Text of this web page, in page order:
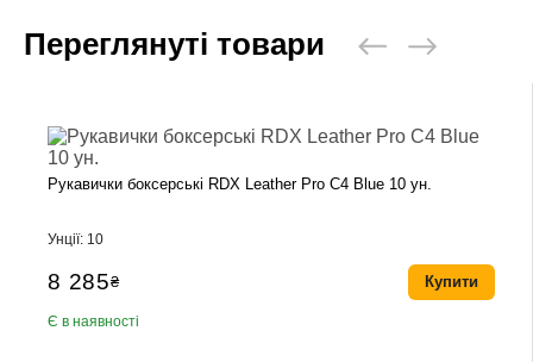
Переглянуті товари
Рукавички боксерські RDX Leather Pro C4 Blue 10 ун.
Унції: 10
8 285₴
Є в наявності
Купити